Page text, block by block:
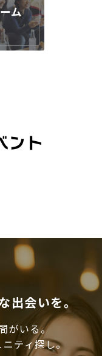
ント
出会いを。
がいる。
ティ探し。